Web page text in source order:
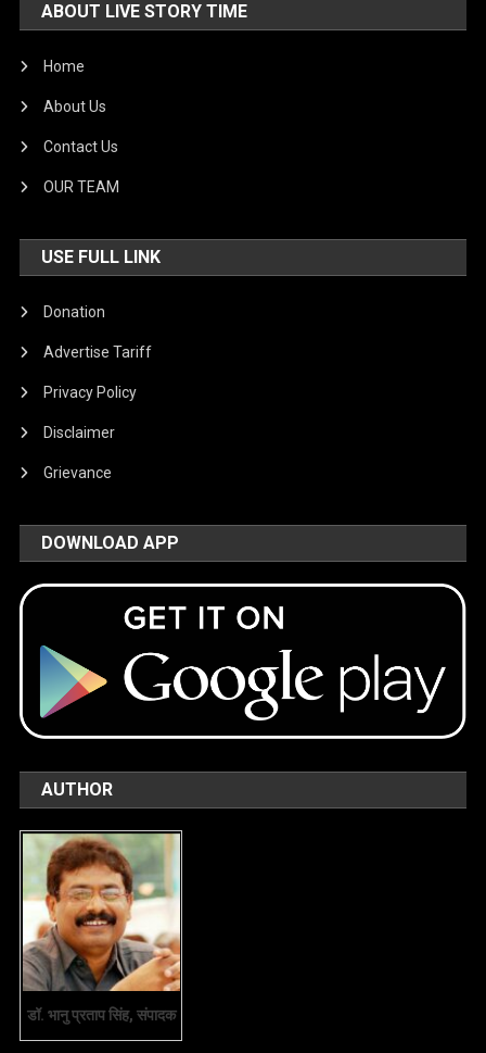
ABOUT LIVE STORY TIME
Home
About Us
Contact Us
OUR TEAM
USE FULL LINK
Donation
Advertise Tariff
Privacy Policy
Disclaimer
Grievance
DOWNLOAD APP
AUTHOR
डॉ. भानु प्रताप सिंह, संपादक